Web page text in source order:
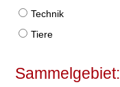
Technik
Tiere
Sammelgebiet: